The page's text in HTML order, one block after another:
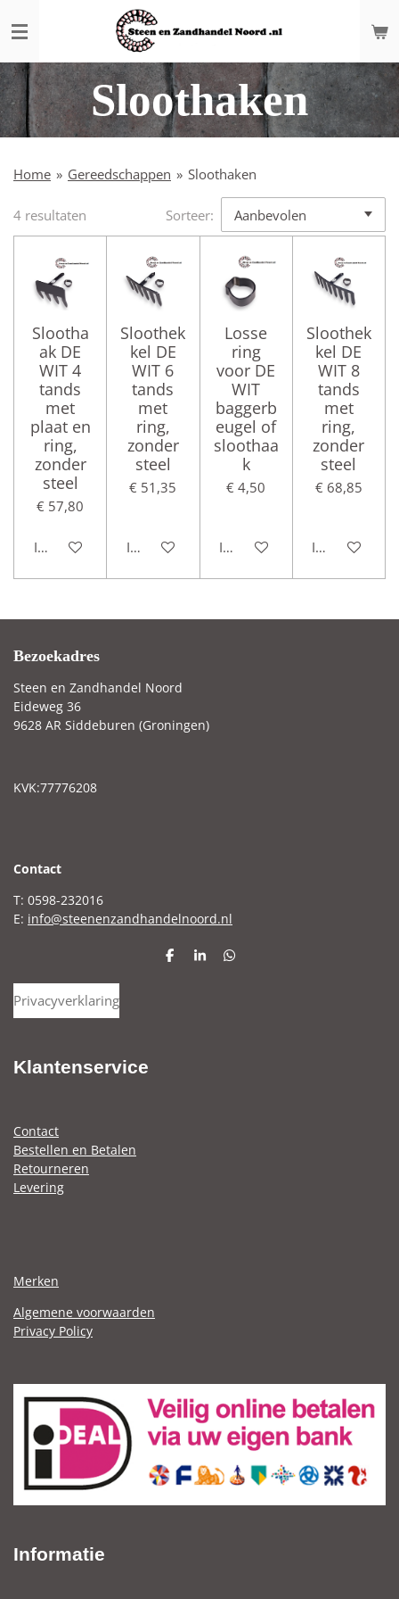
direct
de
hoofdinhoudSloothaken
Home » Gereedschappen » Sloothaken
4 resultaten Sorteer:
Slootha
ak DE
WIT 4
tands
met
plaat en
ring,
zonder
steel
€ 57,80
In winkelwagen
Sloothek
kel DE
WIT 6
tands
met
ring,
zonder
steel
€ 51,35
In winkelwagen
Losse
ring
voor DE
WIT
baggerb
eugel of
sloothaa
k
€ 4,50
In winkelwagen
Sloothek
kel DE
WIT 8
tands
met
ring,
zonder
steel
€ 68,85
In
Bezoekadres
Steen en Zandhandel Noord
Eideweg 36
9628 AR Siddeburen (Groningen)
KVK:77776208
Contact
T: 0598-232016
E: info@steenenzandhandelnoord.nl
D
S
D
Privacyverklaring
Klantenservice
Contact
Bestellen en Betalen
Retourneren
Levering
Merken
Algemene voorwaarden
Privacy Policy
Informatie